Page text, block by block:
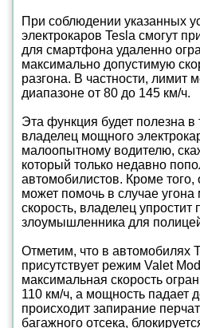
При соблюдении указанных
электрокаров Tesla смогут
для смартфона удаленно
максимально допустимую
разгона. В частности, лимит
диапазоне от 80 до 145 км/ч.
Эта функция будет полезна в
владелец мощного
малоопытному водителю,
который только недавно
автомобилистов. Кроме того,
может помочь в случае
скорость, владелец упростит
злоумышленника для
Отметим, что в автомобилях
присутствует режим Valet
максимальная скорость
110 км/ч, а мощность падает
происходит запирание
багажного отсека,